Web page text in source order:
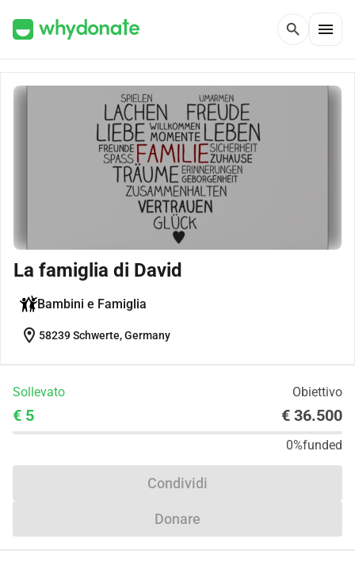
search menu
La famiglia di David
Bambini e Famiglia
location_on 58239 Schwerte, Germany
Sollevato Obiettivo
€ 5 € 36.500
0%funded
Condividi
Donare